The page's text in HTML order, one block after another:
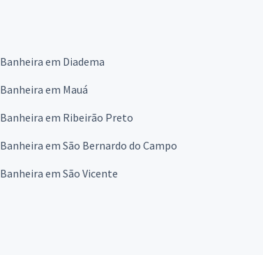
Banheira em Diadema
Banheira em Mauá
Banheira em Ribeirão Preto
Banheira em São Bernardo do Campo
Banheira em São Vicente